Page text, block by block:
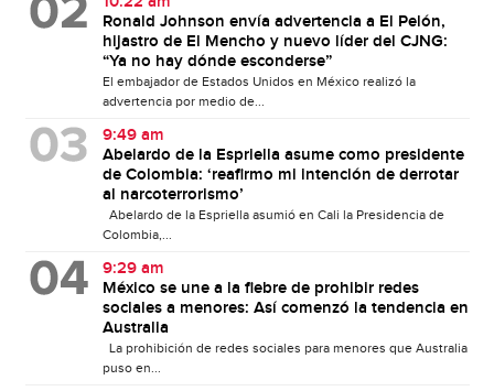
Ronald Johnson envía advertencia a El Pelón,
hijastro de El Mencho y nuevo líder del CJNG:
“Ya no hay dónde esconderse”
El embajador de Estados Unidos en México realizó la
advertencia por medio de...
9:49 am
Abelardo de la Espriella asume como presidente
de Colombia: ‘reafirmo mi intención de derrotar
al narcoterrorismo’
Abelardo de la Espriella asumió en Cali la Presidencia de
Colombia,...
9:29 am
México se une a la fiebre de prohibir redes
sociales a menores: Así comenzó la tendencia en
Australia
La prohibición de redes sociales para menores que Australia
puso en...